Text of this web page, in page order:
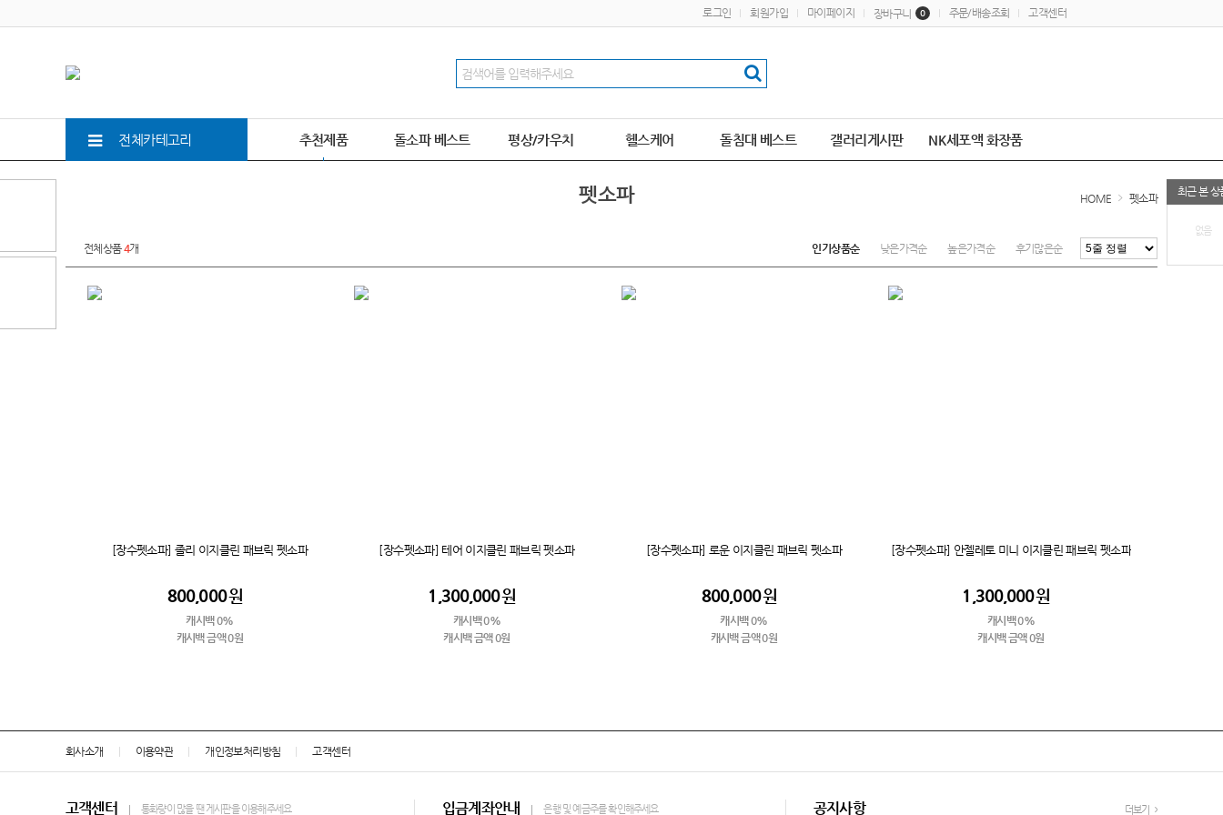
로그인 회원가입 마이페이지 장바구니 0 주문/배송조회 고객센터
전체카테고리 추천제품 돌소파 베스트 평상/카우치 헬스케어 돌침대 베스트 갤러리게시판 NK세포액 화장품
최근 본 상
없음
펫소파 HOME 펫소파
전체상품4개 인기상품순 낮은가격순 높은가격순 후기많은순 최근등록순
[장수펫소파] 졸리 이지클린 패브릭 펫소파
800,000원
캐시백 0%
캐시백 금액 0원
[장수펫소파] 테어 이지클린 패브릭 펫소파
1,300,000원
캐시백 0%
캐시백 금액 0원
[장수펫소파] 로운 이지클린 패브릭 펫소파
800,000원
캐시백 0%
캐시백 금액 0원
[장수펫소파] 안젤레토 미니 이지클린 패브릭 펫소파
1,300,000원
캐시백 0%
캐시백 금액 0원
회사소개 이용약관 개인정보처리방침 고객센터
고객센터 통화량이 많을 땐 게시판을 이용해주세요 입금계좌안내 은행 및 예금주를 확인해주세요 공지사항 더보기